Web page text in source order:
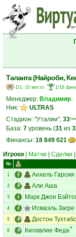
Таланта (Найроби,
D2, 10 место 1/16
Менеджер: Владимир
Ник:
ULTRAS
Стадион: "Уталии", 33
База: 7 уровень (31 из
Финансы: 18 849 021
Игроки
Матчи Сделки
№
1 Анхель Гарсия
2 Али Аша
3 Марк Джон
4 Исмаэль Загре
5 Достон
6 Килавлие Феда